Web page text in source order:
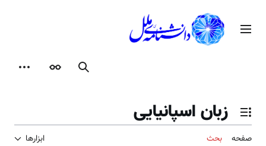
محتوامنوی اصلی
جستجوظاهر
تغییر وضعیت فهرست محتویات
زبان اسپانیایی
صفحه بحث ابزارها